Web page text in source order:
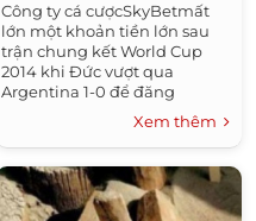
Công ty cá cượcSkyBetmất
lớn một khoản tiền lớn sau
trận chung kết World Cup
2014 khi Đức vượt qua
Argentina 1-0 để đăng
quang.Thông tin SkyBet tiết
lộ trên Twitter khiến nhiều
người cảm thấy sốc: Một...
Xem thêm